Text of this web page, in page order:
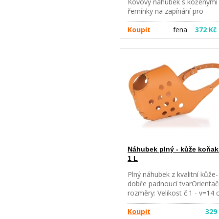
řemínky na zapínání pro
dalmatiny, husky, ohaře a
labradory.
Koupit fena 372 Kč
Náhubek plný - kůže
1 L
Plný náhubek z kvalitní kůže-
dobře padnoucí
rozměry: Velikost č.1 - v=14
h=9,5 cmNáhubky
doporučujeme vyzkoušet,
Koupit 329